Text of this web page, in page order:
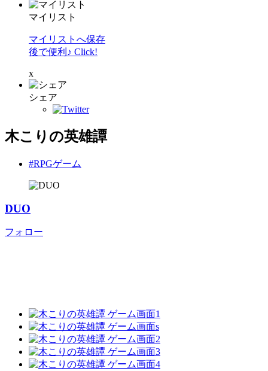
マイリスト
マイリストへ保存
後で便利♪ Click!
x
シェア
木こりの英雄譚
#RPGゲーム
DUO
フォロー